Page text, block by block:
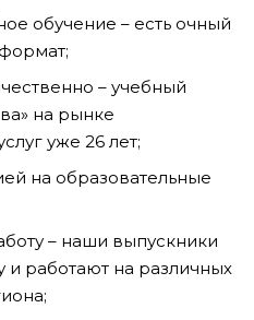
обучение – есть очный
– учебный
на рынке
уже 26 лет;
на образовательные
– наши выпускники
и работают на различных